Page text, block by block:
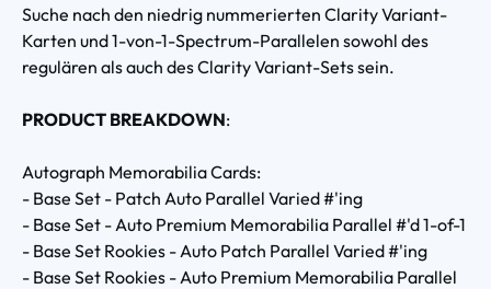
Suche nach den niedrig nummerierten Clarity Variant-
Karten und 1-von-1-Spectrum-Parallelen sowohl des
regulären als auch des Clarity Variant-Sets sein.
PRODUCT BREAKDOWN:
Autograph Memorabilia Cards:
- Base Set - Patch Auto Parallel Varied #'ing
- Base Set - Auto Premium Memorabilia Parallel #'d 1-of-1
- Base Set Rookies - Auto Patch Parallel Varied #'ing
- Base Set Rookies - Auto Premium Memorabilia Parallel